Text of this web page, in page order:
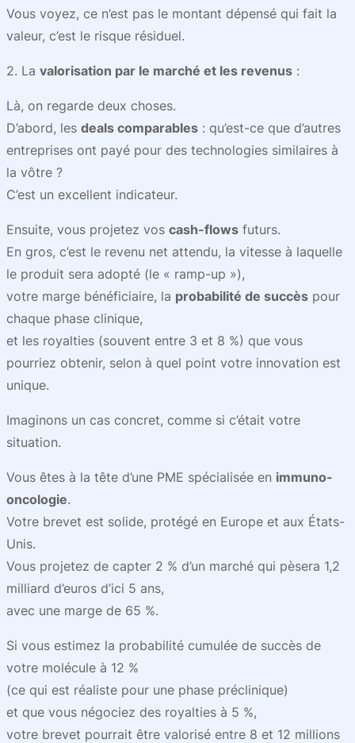
Vous voyez, ce n’est pas le montant dépensé qui fait la
valeur, c’est le risque résiduel.
2. La valorisation par le marché et les revenus :
Là, on regarde deux choses.
D’abord, les deals comparables : qu’est-ce que d’autres
entreprises ont payé pour des technologies similaires à
la vôtre ?
C’est un excellent indicateur.
Ensuite, vous projetez vos cash-flows futurs.
En gros, c’est le revenu net attendu, la vitesse à laquelle
le produit sera adopté (le « ramp-up »),
votre marge bénéficiaire, la probabilité de succès pour
chaque phase clinique,
et les royalties (souvent entre 3 et 8 %) que vous
pourriez obtenir, selon à quel point votre innovation est
unique.
Imaginons un cas concret, comme si c’était votre
situation.
Vous êtes à la tête d’une PME spécialisée en immuno-
oncologie.
Votre brevet est solide, protégé en Europe et aux États-
Unis.
Vous projetez de capter 2 % d’un marché qui pèsera 1,2
milliard d’euros d’ici 5 ans,
avec une marge de 65 %.
Si vous estimez la probabilité cumulée de succès de
votre molécule à 12 %
(ce qui est réaliste pour une phase préclinique)
et que vous négociez des royalties à 5 %,
votre brevet pourrait être valorisé entre 8 et 12 millions